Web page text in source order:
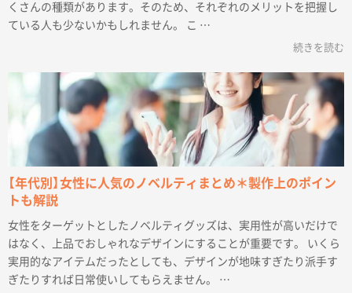
くさんの種類があります。そのため、それぞれのメリットを把握し
ている人も少ないかもしれません。 こ …
続きを読む
【年代別】女性に人気のノベルティまとめ＊製作上のポイン
トも解説
女性をターゲットとしたノベルティグッズは、実用性が高いだけで
はなく、上品でおしゃれなデザインにすることが重要です。 いくら
実用的なアイテムだったとしても、デザインが地味すぎたり派手す
ぎたりすれば日常使いしてもらえません。 …